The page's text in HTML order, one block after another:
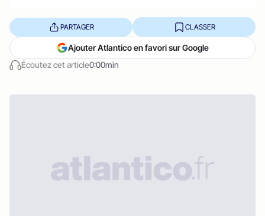
Écoutez cet article0:00min
PARTAGER CLASSER
Ajouter Atlantico en favori sur Google